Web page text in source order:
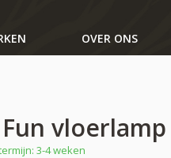
OVER ONS
vloerlamp
3-4 weken